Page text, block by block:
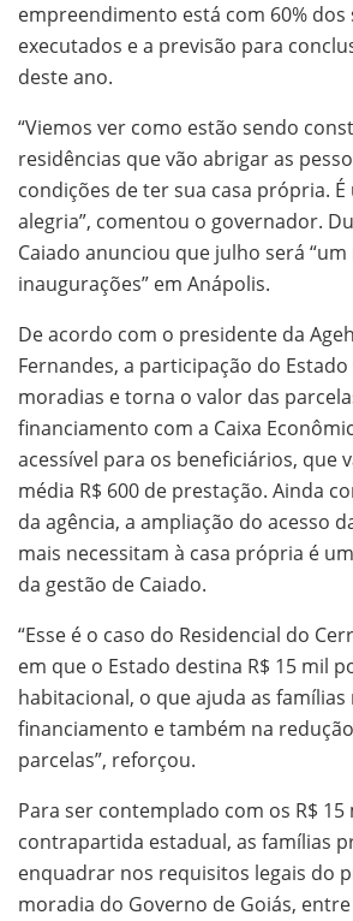
empreendimento está com 60% dos
executados e a previsão para
deste ano.
“Viemos ver como estão sendo
residências que vão abrigar as
condições de ter sua casa própria.
alegria”, comentou o governador.
Caiado anunciou que julho será “um
inaugurações” em Anápolis.
De acordo com o presidente da
Fernandes, a participação do Estado
moradias e torna o valor das
financiamento com a Caixa
acessível para os beneficiários, que
média R$ 600 de prestação. Ainda
da agência, a ampliação do acesso
mais necessitam à casa própria é
da gestão de Caiado.
“Esse é o caso do Residencial do
em que o Estado destina R$ 15 mil
habitacional, o que ajuda as
financiamento e também na
parcelas”, reforçou.
Para ser contemplado com os R$ 15
contrapartida estadual, as famílias
enquadrar nos requisitos legais do
moradia do Governo de Goiás,